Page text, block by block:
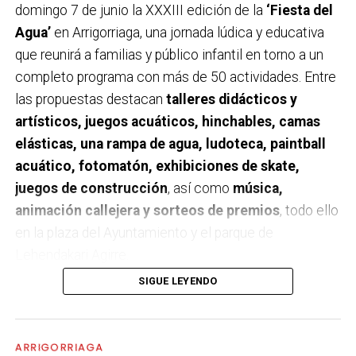
domingo 7 de junio la XXXIII edición de la ‘Fiesta del
Agua’en Arrigorriaga, una jornada lúdica y educativa
que reunirá a familias y público infantil en torno a un
completo programa con más de 50 actividades. Entre
las propuestas destacan talleres didácticos y
artísticos, juegos acuáticos, hinchables, camas
elásticas, una rampa de agua, ludoteca, paintball
acuático, fotomatón, exhibiciones de skate,
juegos de construcción, así como música,
animación callejera y sorteos de premios, todo ello
en la plaza del Ayuntamiento y el parque de
El programa se desarrollaráentre las 10:30 y las
19:00 horascon la colaboración del Ayuntamiento de
SIGUE LEYENDO
ARRIGORRIAGA